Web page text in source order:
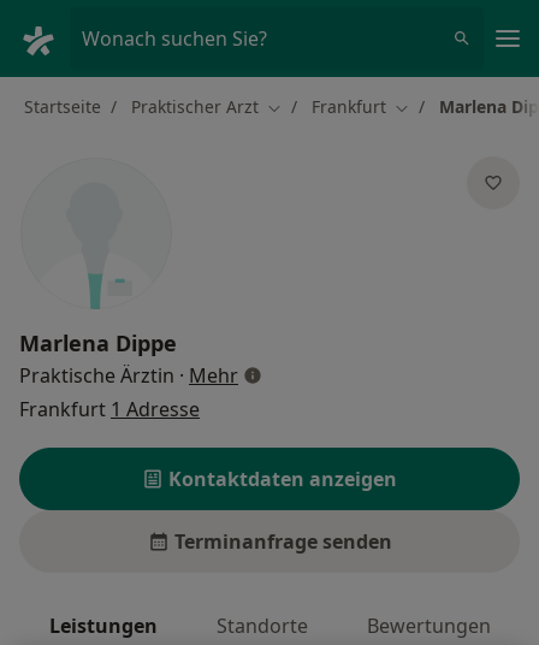
Wonach suchen Sie?
Startseite Praktischer Arzt Stadt ändern
Frankfurt Stadt ändern
Marlena
Marlena Dippe
Praktische Ärztin · Mehrüber Spezialisierungen
Frankfurt 1 Adresse
Kontaktdaten anzeigen
Terminanfrage senden
Leistungen Standorte Bewertungen